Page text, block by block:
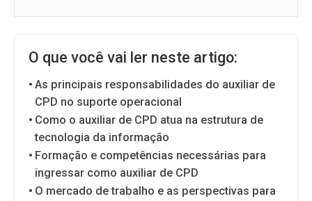
O que você vai ler neste artigo:
As principais responsabilidades do auxiliar de
CPD no suporte operacional
Como o auxiliar de CPD atua na estrutura de
tecnologia da informação
Formação e competências necessárias para
ingressar como auxiliar de CPD
O mercado de trabalho e as perspectivas para